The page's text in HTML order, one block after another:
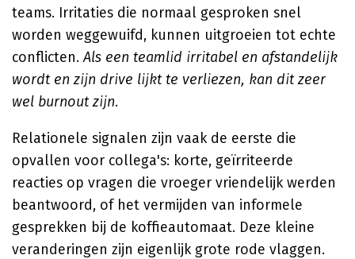
teams. Irritaties die normaal gesproken snel
worden weggewuifd, kunnen uitgroeien tot echte
conflicten.Als een teamlid irritabel en afstandelijk
wordt en zijn drive lijkt te verliezen, kan dit zeer
wel burnout zijn.
Relationele signalen zijn vaak de eerste die
opvallen voor collega's: korte, geïrriteerde
reacties op vragen die vroeger vriendelijk werden
beantwoord, of het vermijden van informele
gesprekken bij de koffieautomaat. Deze kleine
veranderingen zijn eigenlijk grote rode vlaggen.